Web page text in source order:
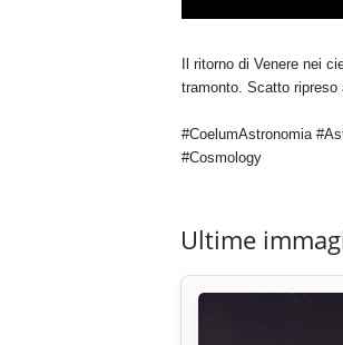
Il ritorno di Venere nei
tramonto. Scatto ripreso
#CoelumAstronomia
#Cosmology
Ultime